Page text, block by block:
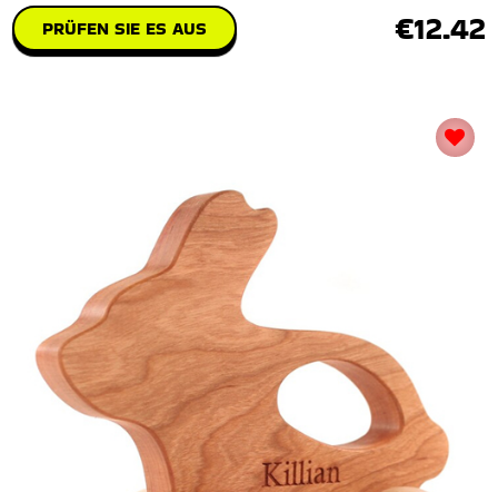
PRÜFEN SIE ES AUS €12.42